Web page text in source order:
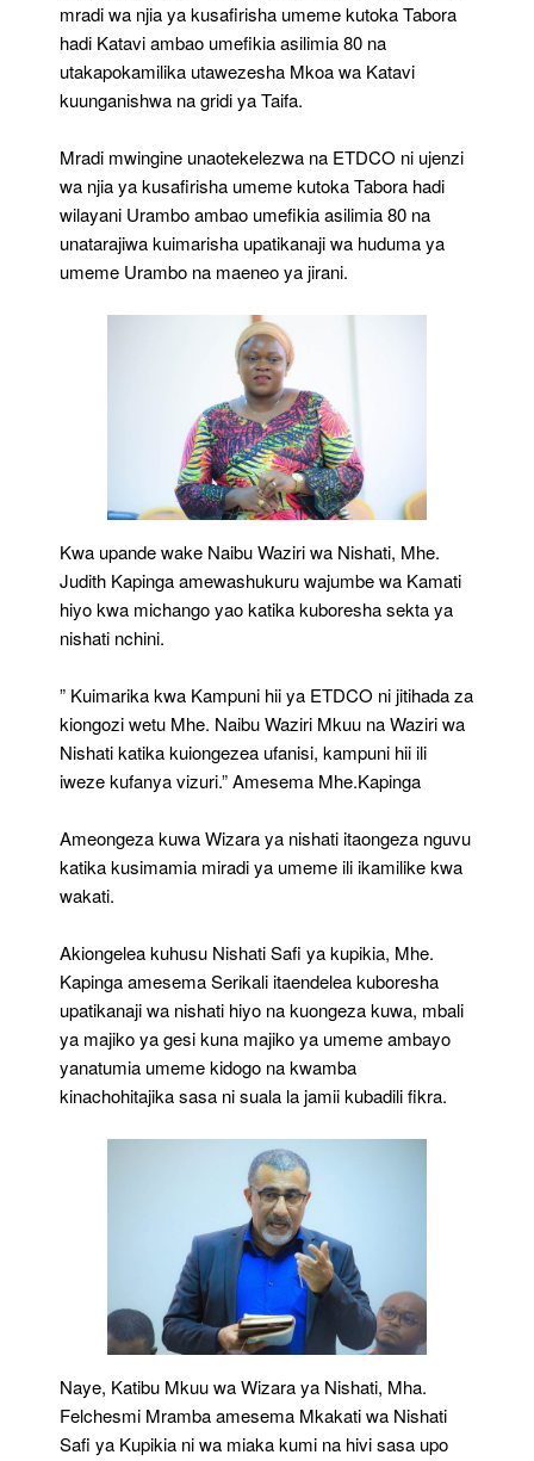
mradi wa njia ya kusafirisha umeme kutoka Tabora
hadi Katavi ambao umefikia asilimia 80 na
utakapokamilika utawezesha Mkoa wa Katavi
kuunganishwa na gridi ya Taifa.
Mradi mwingine unaotekelezwa na ETDCO ni ujenzi
wa njia ya kusafirisha umeme kutoka Tabora hadi
wilayani Urambo ambao umefikia asilimia 80 na
unatarajiwa kuimarisha upatikanaji wa huduma ya
umeme Urambo na maeneo ya jirani.
Kwa upande wake Naibu Waziri wa Nishati, Mhe.
Judith Kapinga amewashukuru wajumbe wa Kamati
hiyo kwa michango yao katika kuboresha sekta ya
nishati nchini.
” Kuimarika kwa Kampuni hii ya ETDCO ni jitihada za
kiongozi wetu Mhe. Naibu Waziri Mkuu na Waziri wa
Nishati katika kuiongezea ufanisi, kampuni hii ili
iweze kufanya vizuri.” Amesema Mhe.Kapinga
Ameongeza kuwa Wizara ya nishati itaongeza nguvu
katika kusimamia miradi ya umeme ili ikamilike kwa
wakati.
Akiongelea kuhusu Nishati Safi ya kupikia, Mhe.
Kapinga amesema Serikali itaendelea kuboresha
upatikanaji wa nishati hiyo na kuongeza kuwa, mbali
ya majiko ya gesi kuna majiko ya umeme ambayo
yanatumia umeme kidogo na kwamba
kinachohitajika sasa ni suala la jamii kubadili fikra.
Naye, Katibu Mkuu wa Wizara ya Nishati, Mha.
Felchesmi Mramba amesema Mkakati wa Nishati
Safi ya Kupikia ni wa miaka kumi na hivi sasa upo